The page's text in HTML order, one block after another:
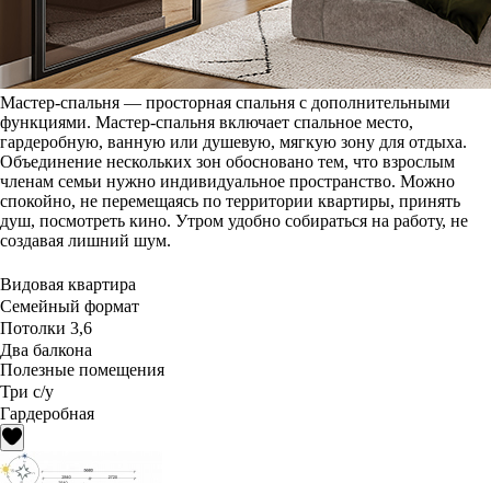
Мастер-спальня — просторная спальня с дополнительными
функциями. Мастер-спальня включает спальное место,
гардеробную, ванную или душевую, мягкую зону для отдыха.
Объединение нескольких зон обосновано тем, что взрослым
членам семьи нужно индивидуальное пространство. Можно
спокойно, не перемещаясь по территории квартиры, принять
душ, посмотреть кино. Утром удобно собираться на работу, не
создавая лишний шум.
Видовая квартира
Семейный формат
Потолки 3,6
Два балкона
Полезные помещения
Три с/у
Гардеробная